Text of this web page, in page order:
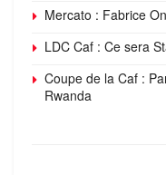
Mercato : Fabrice
LDC Caf : Ce sera
Coupe de la Caf :
Rwanda